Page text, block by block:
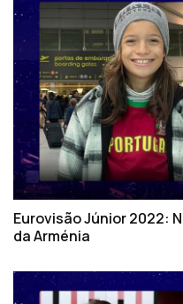
Eurovisão Júnior 2022:
da Arménia